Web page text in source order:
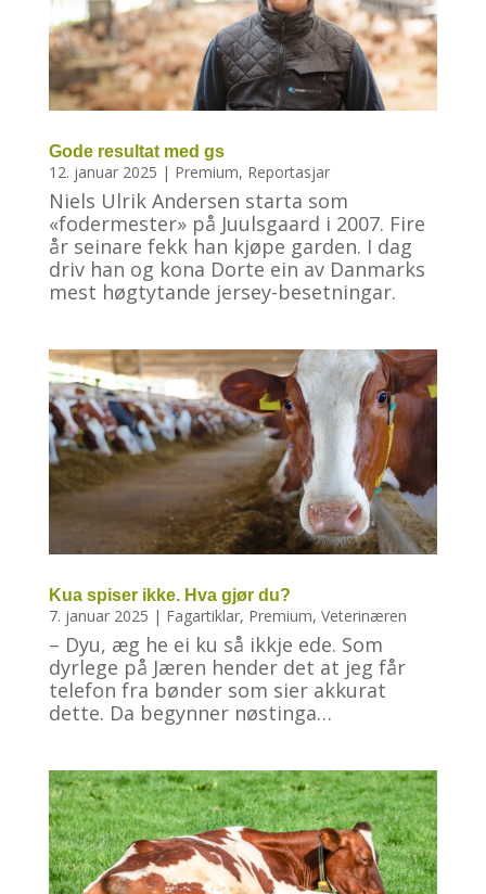
Gode resultat med gs
12. januar 2025 | Premium, Reportasjar
Niels Ulrik Andersen starta som
«fodermester» på Juulsgaard i 2007. Fire
år seinare fekk han kjøpe garden. I dag
driv han og kona Dorte ein av Danmarks
mest høgtytande jersey-besetningar.
Kua spiser ikke. Hva gjør du?
7. januar 2025 | Fagartiklar, Premium, Veterinæren
– Dyu, æg he ei ku så ikkje ede. Som
dyrlege på Jæren hender det at jeg får
telefon fra bønder som sier akkurat
dette. Da begynner nøstinga…